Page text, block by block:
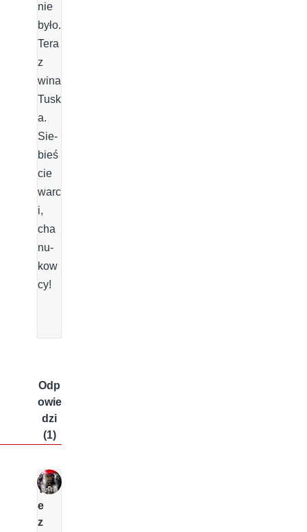
nie
było.
Tera
z
wina
Tusk
a.
Sie­
bieś
cie
warc
i,
cha
nu­
kow
cy!
Odp
owie
dzi
(1)
T
e
z